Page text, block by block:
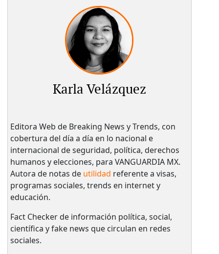
Karla Velázquez
Editora Web de Breaking News y Trends, con
cobertura del día a día en lo nacional e
internacional de seguridad, política, derechos
humanos y elecciones, para VANGUARDIA MX.
Autora de notas de utilidad referente a visas,
programas sociales, trends en internet y
educación.
Fact Checker de información política, social,
científica y fake news que circulan en redes
sociales.